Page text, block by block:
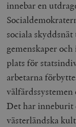
innebar en
sociala
gemenskaper
plats för
arbetarna
Det har inneburit
västerländska